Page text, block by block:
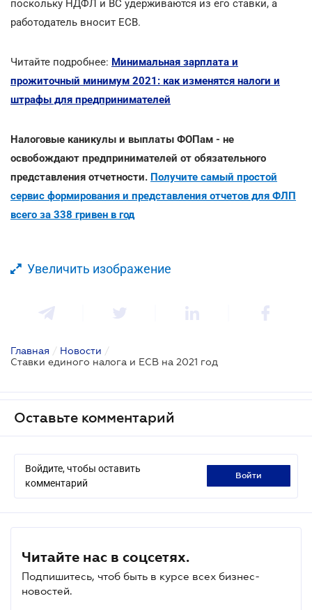
поскольку НДФЛ и ВС удерживаются из его ставки, а
работодатель вносит ЕСВ.
Читайте подробнее: Минимальная зарплата и
прожиточный минимум 2021: как изменятся налоги и
штрафы для предпринимателей
Налоговые каникулы и выплаты ФОПам - не
освобождают предпринимателей от обязательного
представления отчетности. Получите самый простой
сервис формирования и представления отчетов для ФЛП
всего за 338 гривен в год
Увеличить изображение
Главная / Новости /
Ставки единого налога и ЕСВ на 2021 год
Оставьте комментарий
Войдите, чтобы оставить
комментарий
войти
Читайте нас в соцсетях.
Подпишитесь, чтоб быть в курсе всех бизнес-
новостей.